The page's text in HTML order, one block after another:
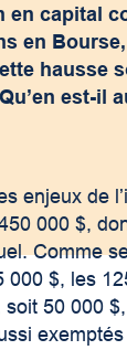
en capital
en
hausse
est-il
enjeux de
000 $,
Comme
000 $, les
50 000